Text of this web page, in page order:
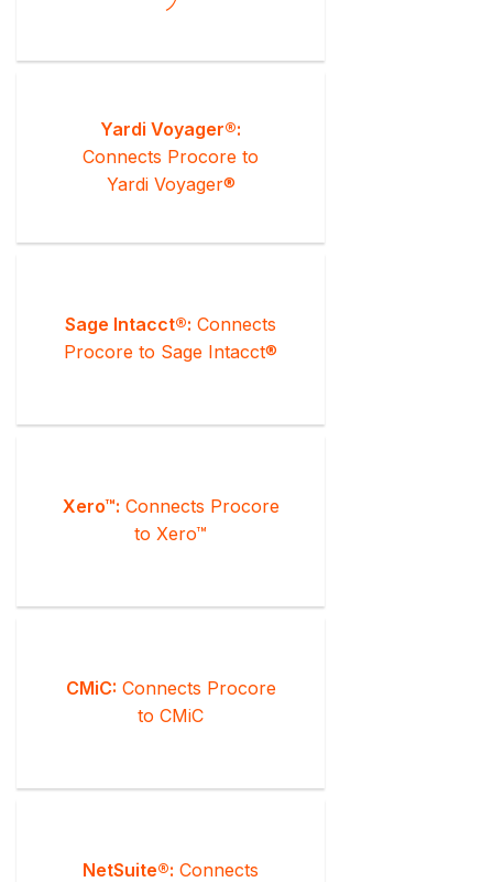
Yardi Voyager®:
Connects Procore to
Yardi Voyager®
Sage Intacct®: Connects
Procore to Sage Intacct®
Xero™: Connects Procore
to Xero™
CMiC: Connects Procore
to CMiC
NetSuite®: Connects